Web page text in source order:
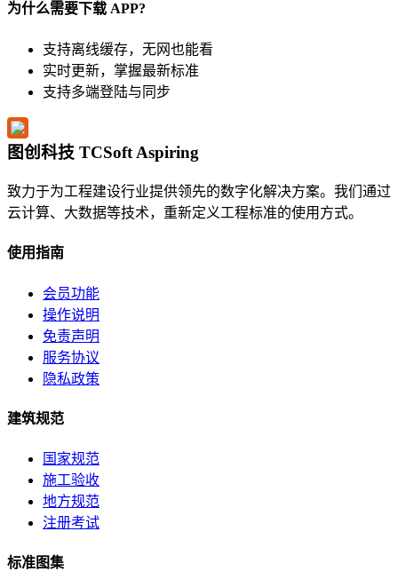
为什么需要下载 APP?
支持离线缓存，无网也能看
实时更新，掌握最新标准
支持多端登陆与同步
图创科技 TCSoft Aspiring
致力于为工程建设行业提供领先的数字化解决方案。我们通过
云计算、大数据等技术，重新定义工程标准的使用方式。
使用指南
会员功能
操作说明
免责声明
服务协议
隐私政策
建筑规范
国家规范
施工验收
地方规范
注册考试
标准图集